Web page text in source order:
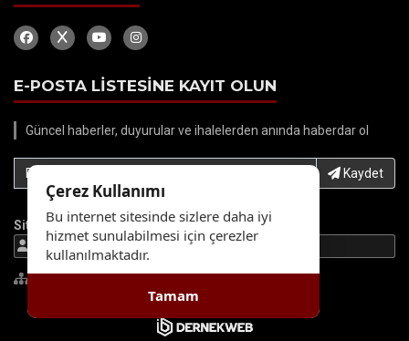
E-POSTA LİSTESİNE KAYIT OLUN
Güncel haberler, duyurular ve ihalelerden anında haberdar ol
E-Posta adresinizi yazın... Kaydet
Site İstatistikleri
Site Haritası
Çerez Kullanımı
Bu internet sitesinde sizlere daha iyi
hizmet sunulabilmesi için çerezler
kullanılmaktadır.
Tamam